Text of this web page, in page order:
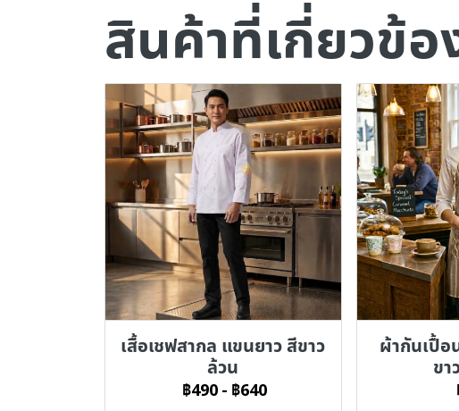
สินค้าที่เกี่ยวข้อ
เสื้อเชฟสากล แขนยาว สีขาว
ล้วน
฿490 - ฿640
ผ้ากันเปื้อ
ขา